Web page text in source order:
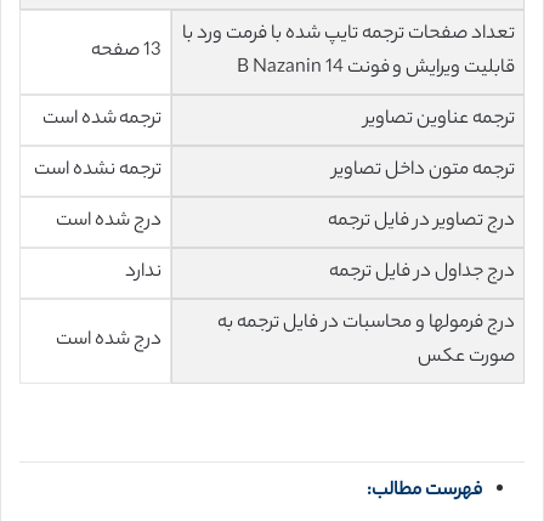
تعداد صفحات ترجمه تایپ شده با فرمت ورد با
قابلیت ویرایش و فونت 14 B Nazanin
13 صفحه
ترجمه عناوین تصاویر
ترجمه شده است
ترجمه متون داخل تصاویر
ترجمه نشده است
درج تصاویر در فایل ترجمه
درج شده است
درج جداول در فایل ترجمه
ندارد
درج فرمولها و محاسبات در فایل ترجمه به
صورت عکس
درج شده است
فهرست مطالب: